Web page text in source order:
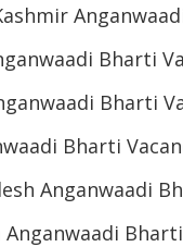
Bharti
Bharti
Bharti
Anganwaadi